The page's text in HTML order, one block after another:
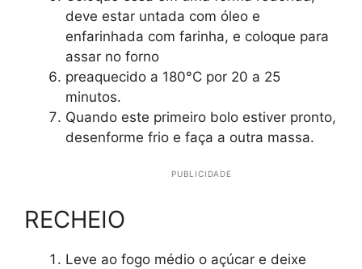
deve estar untada com óleo e
enfarinhada com farinha, e coloque para
assar no forno
preaquecido a 180°C por 20 a 25
minutos.
Quando este primeiro bolo estiver pronto,
desenforme frio e faça a outra massa.
PUBLICIDADE
RECHEIO
Leve ao fogo médio o açúcar e deixe